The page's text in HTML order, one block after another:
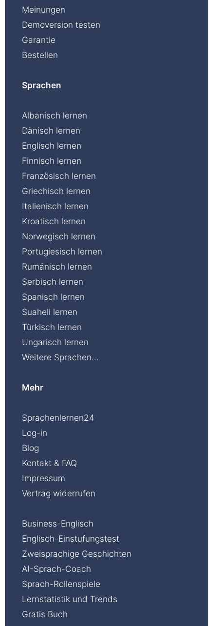
Meinungen
Demoversion testen
Garantie
Bestellen
Sprachen
Albanisch lernen
Dänisch lernen
Englisch lernen
Finnisch lernen
Französisch lernen
Griechisch lernen
Italienisch lernen
Kroatisch lernen
Norwegisch lernen
Portugiesisch lernen
Rumänisch lernen
Serbisch lernen
Spanisch lernen
Suaheli lernen
Türkisch lernen
Ungarisch lernen
Weitere Sprachen...
Mehr
Sprachenlernen24
Log-in
Blog
Kontakt & FAQ
Impressum
Vertrag widerrufen
Business-Englisch
Englisch-Einstufungstest
Zweisprachige Geschichten
AI-Sprach-Coach
Sprach-Rollenspiele
Lernstatistik und Trends
Gratis Buch